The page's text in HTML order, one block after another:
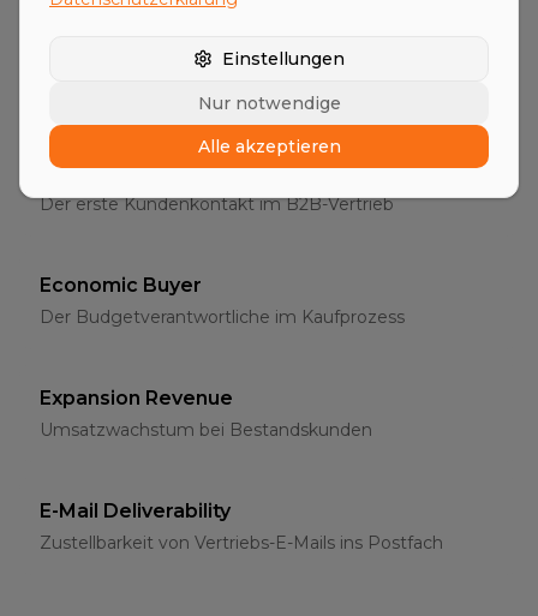
Die richtigen Ansprechpartner im B2B-Vertrieb
Erstgespräch
Der erste Kundenkontakt im B2B-Vertrieb
Economic Buyer
Der Budgetverantwortliche im Kaufprozess
Expansion Revenue
Umsatzwachstum bei Bestandskunden
E-Mail Deliverability
Zustellbarkeit von Vertriebs-E-Mails ins Postfach
Einstellungen
Nur notwendige
Alle akzeptieren